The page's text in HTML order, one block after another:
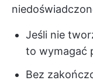
Jeśli nie
to wymagać
Bez